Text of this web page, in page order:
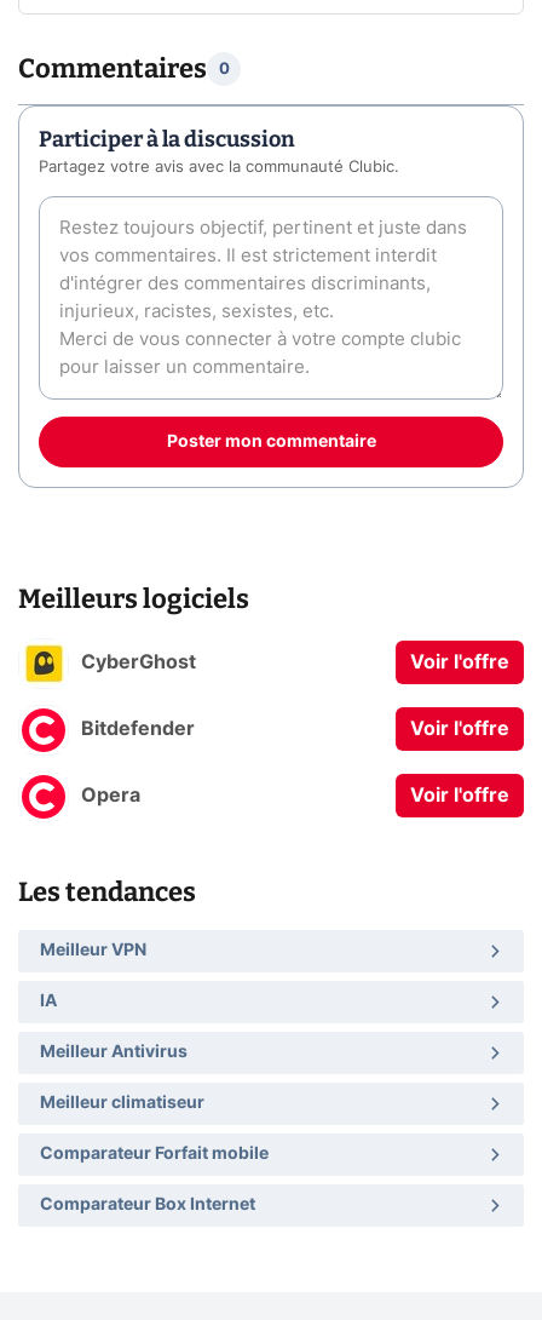
Commentaires 0
Participer à la discussion
Partagez votre avis avec la communauté Clubic.
Poster mon commentaire
Meilleurs logiciels
CyberGhost Voir l'offre
Bitdefender Voir l'offre
Opera Voir l'offre
Les tendances
Meilleur VPN
IA
Meilleur Antivirus
Meilleur climatiseur
Comparateur Forfait mobile
Comparateur Box Internet